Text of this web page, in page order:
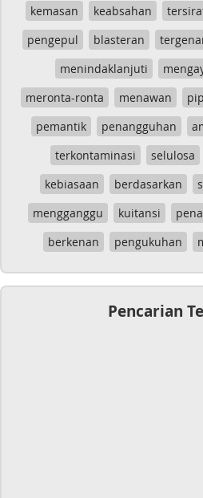
kemasan
keabsahan
pengepul
blasteran
menindaklanjuti
meronta-ronta
menawan
pemantik
penangguhan
terkontaminasi
selulosa
kebiasaan
berdasarkan
mengganggu
kuitansi
berkenan
pengukuhan
Pencarian